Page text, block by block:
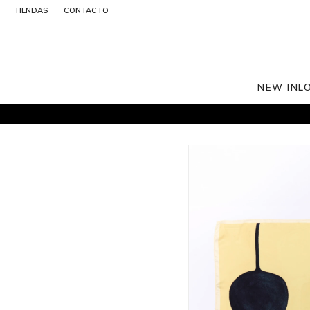
NEW IN
TIENDAS CONTACTO